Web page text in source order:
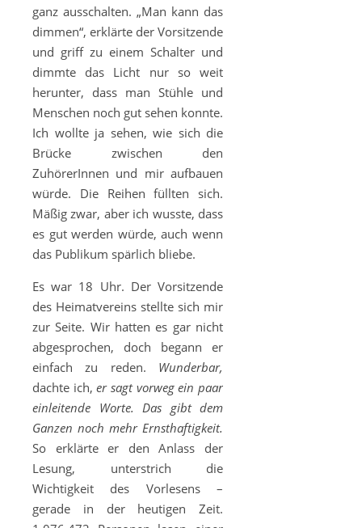
ganz ausschalten. „Man kann das
dimmen“, erklärte der Vorsitzende
und griff zu einem Schalter und
dimmte das Licht nur so weit
herunter, dass man Stühle und
Menschen noch gut sehen konnte.
Ich wollte ja sehen, wie sich die
Brücke zwischen den
ZuhörerInnen und mir aufbauen
würde. Die Reihen füllten sich.
Mäßig zwar, aber ich wusste, dass
es gut werden würde, auch wenn
das Publikum spärlich bliebe.
Es war 18 Uhr. Der Vorsitzende
des Heimatvereins stellte sich mir
zur Seite. Wir hatten es gar nicht
abgesprochen, doch begann er
einfach zu reden. Wunderbar,
dachte ich,er sagt vorweg ein paar
einleitende Worte. Das gibt dem
Ganzen noch mehr Ernsthaftigkeit.
So erklärte er den Anlass der
Lesung, unterstrich die
Wichtigkeit des Vorlesens –
gerade in der heutigen Zeit.